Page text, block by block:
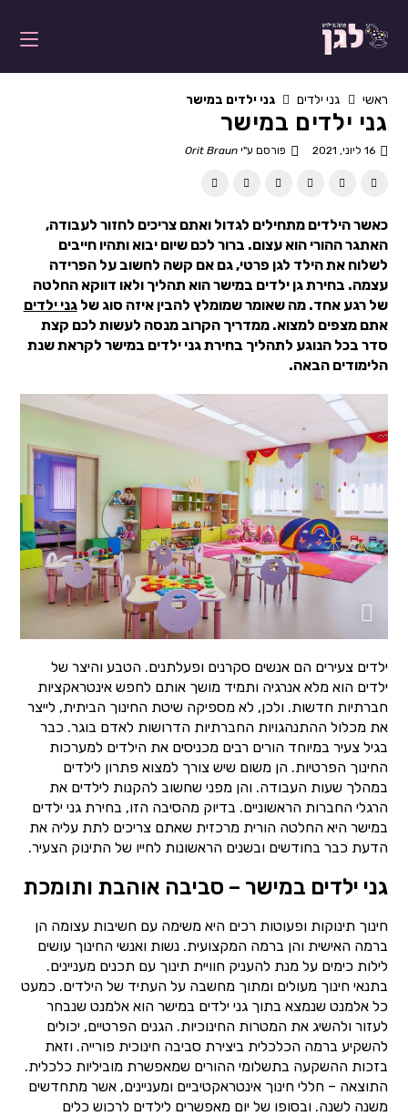
ראשי גני ילדים גני ילדים במישר
גני ילדים במישר
16 ליוני, 2021 פורסם ע"יOrit Braun
כאשר הילדים מתחילים לגדול ואתם צריכים לחזור לעבודה,
האתגר ההורי הוא עצום. ברור לכם שיום יבוא ותהיו חייבים
לשלוח את הילד לגן פרטי, גם אם קשה לחשוב על הפרידה
עצמה. בחירת גן ילדים במישר הוא תהליך ולאו דווקא החלטה
של רגע אחד. מה שאומר שמומלץ להבין איזה סוג שלגני ילדים
אתם מצפים למצוא. ממדריך הקרוב מנסה לעשות לכם קצת
סדר בכל הנוגע לתהליך בחירת גני ילדים במישר לקראת שנת
הלימודים הבאה.
ילדים צעירים הם אנשים סקרנים ופעלתנים. הטבע והיצר של
ילדים הוא מלא אנרגיה ותמיד מושך אותם לחפש אינטראקציות
חברתיות חדשות. ולכן, לא מספיקה שיטת החינוך הביתית, לייצר
את מכלול ההתנהגויות החברתיות הדרושות לאדם בוגר. כבר
בגיל צעיר במיוחד הורים רבים מכניסים את הילדים למערכות
החינוך הפרטיות. הן משום שיש צורך למצוא פתרון לילדים
במהלך שעות העבודה. והן מפני שחשוב להקנות לילדים את
הרגלי החברות הראשוניים. בדיוק מהסיבה הזו, בחירת גני ילדים
במישר היא החלטה הורית מרכזית שאתם צריכים לתת עליה את
הדעת כבר בחודשים ובשנים הראשונות לחייו של התינוק הצעיר.
גני ילדים במישר – סביבה אוהבת ותומכת
חינוך תינוקות ופעוטות רכים היא משימה עם חשיבות עצומה הן
ברמה האישית והן ברמה המקצועית. נשות ואנשי החינוך עושים
לילות כימים על מנת להעניק חוויית תינוך עם תכנים מעניינים.
בתנאי חינוך מעולים ומתוך מחשבה על העתיד של הילדים. כמעט
כל אלמנט שנמצא בתוך גני ילדים במישר הוא אלמנט שנבחר
לעזור ולהשיג את המטרות החינוכיות. הגנים הפרטיים, יכולים
להשקיע ברמה הכלכלית ביצירת סביבה חינוכית פורייה. וזאת
בזכות ההשקעה בתשלומי ההורים שמאפשרת מוביליות כלכלית.
התוצאה – חללי חינוך אינטראקטיביים ומעניינים, אשר מתחדשים
משנה לשנה. ובסופו של יום מאפשרים לילדים לרכוש כלים